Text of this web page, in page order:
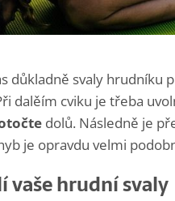
důkladně svaly hrudníku
dalěím cviku je třeba
dolů. Následně je
je opravdu velmi
vaše hrudní svaly